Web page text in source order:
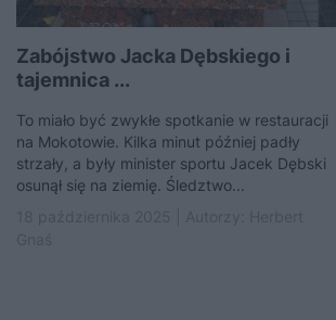
Zabójstwo Jacka Dębskiego i
tajemnica ...
To miało być zwykłe spotkanie w restauracji
na Mokotowie. Kilka minut później padły
strzały, a były minister sportu Jacek Dębski
osunął się na ziemię. Śledztwo...